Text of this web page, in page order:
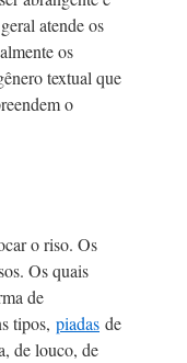
atende os
os
textual que
o
o riso. Os
Os quais
de
tipos, piadas de
de louco, de